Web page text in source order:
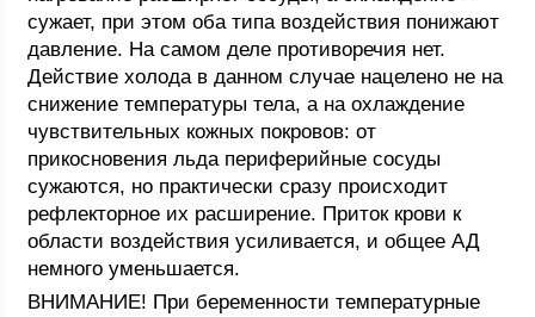
сужает, при этом оба типа воздействия понижают
давление. На самом деле противоречия нет.
Действие холода в данном случае нацелено не на
снижение температуры тела, а на охлаждение
чувствительных кожных покровов: от
прикосновения льда периферийные сосуды
сужаются, но практически сразу происходит
рефлекторное их расширение. Приток крови к
области воздействия усиливается, и общее АД
немного уменьшается.
ВНИМАНИЕ! При беременности температурные